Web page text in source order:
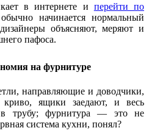
в интернете и перейти по
начинается нормальный
объясняют, меряют и
пафоса.
на фурнитуре
направляющие и доводчики,
ящики заедают, и весь
в трубу; фурнитура — это не
система кухни, понял?